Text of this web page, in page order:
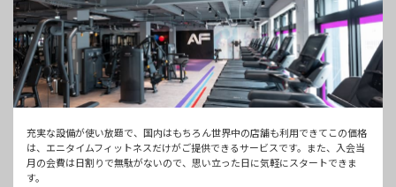
充実な設備が使い放題で、国内はもちろん世界中の店舗も利用できてこの価格
は、エニタイムフィットネスだけがご提供できるサービスです。また、入会当
月の会費は日割りで無駄がないので、思い立った日に気軽にスタートできま
す。